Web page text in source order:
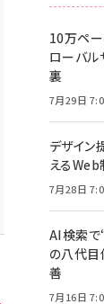
10万ペ
ローバル
裏
7月29日
デザイン
える
7月28日
AI検索で
の八代目
善
7月16日